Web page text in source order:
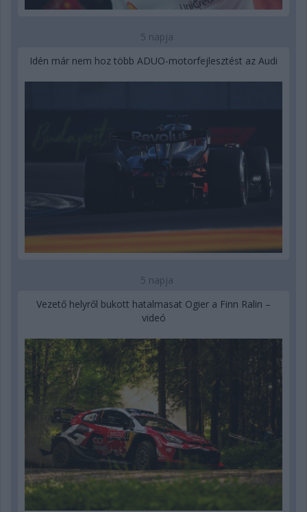
5 napja
Idén már nem hoz több ADUO-motorfejlesztést az Audi
5 napja
Vezető helyről bukott hatalmasat Ogier a Finn Ralin –
videó